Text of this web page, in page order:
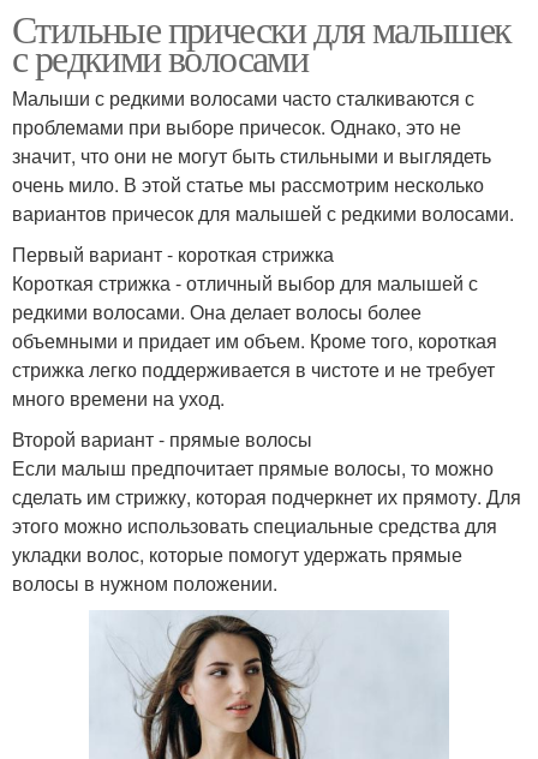
Стильные прически для малышек
с редкими волосами
Малыши с редкими волосами часто сталкиваются с
проблемами при выборе причесок. Однако, это не
значит, что они не могут быть стильными и выглядеть
очень мило. В этой статье мы рассмотрим несколько
вариантов причесок для малышей с редкими волосами.
Первый вариант - короткая стрижка
Короткая стрижка - отличный выбор для малышей с
редкими волосами. Она делает волосы более
объемными и придает им объем. Кроме того, короткая
стрижка легко поддерживается в чистоте и не требует
много времени на уход.
Второй вариант - прямые волосы
Если малыш предпочитает прямые волосы, то можно
сделать им стрижку, которая подчеркнет их прямоту. Для
этого можно использовать специальные средства для
укладки волос, которые помогут удержать прямые
волосы в нужном положении.